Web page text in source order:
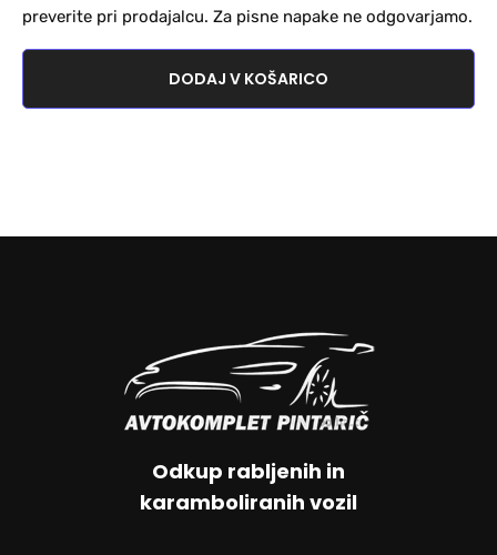
preverite pri prodajalcu. Za pisne napake ne odgovarjamo.
DODAJ V KOŠARICO
Odkup rabljenih in
karamboliranih vozil